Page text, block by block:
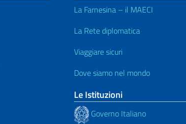
La Farnesina – il MAECI
La Rete diplomatica
Viaggiare sicuri
Dove siamo nel mondo
Le Istituzioni
Governo Italiano